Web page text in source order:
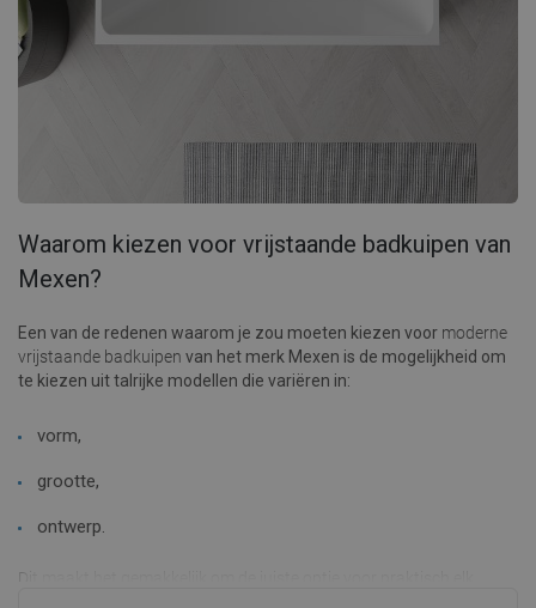
Waarom kiezen voor vrijstaande badkuipen van
Mexen?
Een van de redenen waarom je zou moeten kiezen voor moderne
vrijstaande badkuipen van het merk Mexen is de mogelijkheid om
te kiezen uit talrijke modellen die variëren in:
vorm,
grootte,
ontwerp.
Dit maakt het gemakkelijk om de juiste optie voor praktisch elk